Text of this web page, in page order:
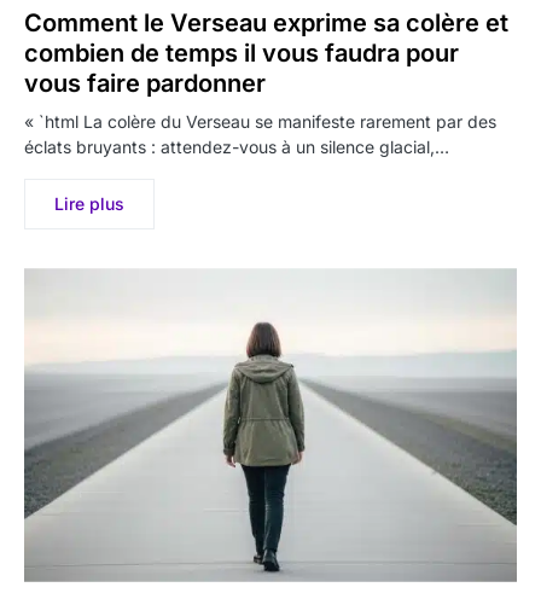
Comment le Verseau exprime sa colère et
combien de temps il vous faudra pour
vous faire pardonner
« `html La colère du Verseau se manifeste rarement par des
éclats bruyants : attendez-vous à un silence glacial,…
Lire plus